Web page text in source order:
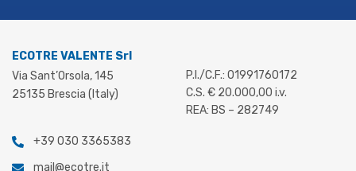
ECOTRE VALENTE Srl
Via Sant’Orsola, 145
25135 Brescia (Italy)
+39 030 3365383
mail@ecotre.it
P.I./C.F.: 01991760172
C.S. € 20.000,00 i.v.
REA: BS – 282749